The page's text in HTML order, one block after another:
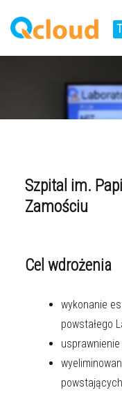
Szpital im.
Zamościu
Cel wdrożenia
wykonanie
powstałego